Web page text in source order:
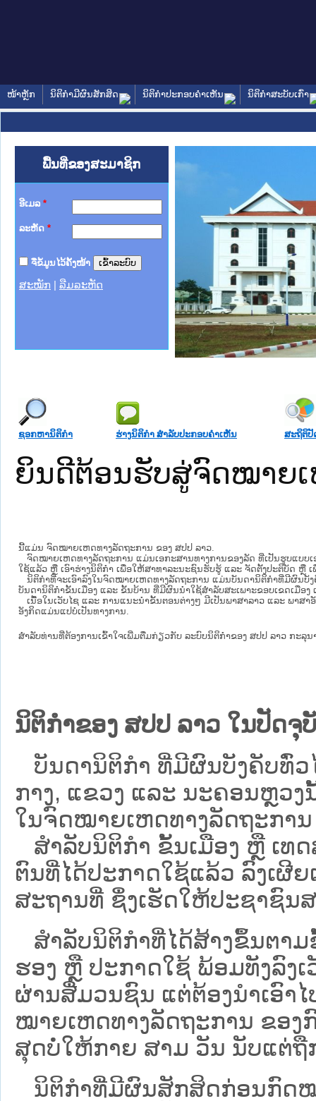
ໜ້າຫຼັກ ນິຕິກໍາມີຜົນສັກສິດ ນິຕິກໍາປະກອບຄໍາເຫັນ ນິຕິກໍາສະບັບເກົ່າ
ພື້ນທີ່ຂອງສະມາຊິກ
ອີເມລ *
ລະຫັດ *
ຈື່ຂໍ້ມູນໄວ້ຄັ້ງໜ້າ
ສະໝັກ ລືມລະຫັດ
ທຳແຫ່ງຊາດ
ກະຊວງຍຸຕິ
ການ
ກາງ
ກໃຕ້
ນຕຳຫຼວດປະຊາຊົນ
ສັນຕິບານປະຊາຊົນ
ກເໜືອ
ຊາຊົນ ພາກກາງ
ຊອກຫານິຕິກໍາ ຮ່າງນິຕິກໍາ ສໍາລັບປະກອບຄໍາເຫັນ ສະຖິຕິປັ
ຍິນດີຕ້ອນຮັບສູ່ຈົດໝາຍເ
ນີ້ແມ່ນ ຈົດໝາຍເຫດທາງລັດຖະການ ຂອງ ສປປ ລາວ.
ຈົດໝາຍເຫດທາງລັດຖະການ ແມ່ນ​ເອ​ກະ​ສານ​ທາງ​ການ​ຂອງ​ລັດ ທີ່​ເປັນ​ຮູບ​ແບບ​
ໃຊ້ແລ້ວ ຫຼື ເອົາຮ່າງນິຕິກໍາ ເພື່ອໃຫ້​ສາ​ທາ​ລະ​ນະ​ຊົນ​ຮັບ​ຮູ້ ແລະ ຈັດ​ຕັ້ງ​ປະ​ຕິ​ບັດ ຫຼື
ນິ​ຕິ​ກຳ​ທີ່​ຈະ​ເອົາ​ລົງ​ໃນ​ຈົດ​ໝາຍ​ເຫດ​ທາງ​ລັດ​ຖະ​ການ ​ແມ່ນ​ບັນ​ດາ​ນິ​ຕິ​ກຳ​ທີ່​ມີ​ຜົນ​ບັ
ບັນ​ດານິ​ຕິ​ກຳ​ຂັ້ນ​ເມືອງ ແລະ ຂັ້ນ​ບ້ານ ​ທີ່​ມີ​ຜົນ​ນຳ​ໃຊ້​ສຳ​ລັບ​ສະ​ເພາະ​ຂອບ​ເຂດ​ເມືອງ
ເນື້ອໃນ​ເວັບ​ໄຊ​ ແລະ ການແນະນໍາຂັ້ນຕອນຕ່າງໆ ມີເປັນພາສາລາວ ແລະ ພາສ
ອັງກິດແມ່ນແປບໍ່ເປັນທາງການ.
ສໍາລັບທ່ານທີ່ຕ້ອງການເຂົ້າໃຈເພີ່ມຕື່ມກ່ຽວກັບ ລະບົບນິຕິກຳຂອງ ສປປ ລາວ ກະລຸນ
ນິຕິກຳຂອງ ສປປ ລາວ ໃນປັດ
ບັນດານິຕິກໍາ ທີ່ມີຜົນບັງຄັບທົ່
ກາງ, ແຂວງ ແລະ ນະຄອນຫຼວ
ໃນຈົດໝາຍເຫດທາງລັດຖະການ
ສຳລັບນິ​ຕິ​ກຳ ຂັ້ນເມືອງ ຫຼື ເທ
ຕົນທີ່ໄດ້ປະກາດໃຊ້ແລ້ວ ລົງ​ເຜີ
ສະຖານທີ່ ຊຶ່ງເຮັດໃຫ້ປະຊາຊົນສ
ສໍາລັບນິຕິກໍາທີ່ໄດ້ສ້າງຂຶ້ນຕາ
ຮອງ ຫຼື ປະກາດໃຊ້ ພ້ອມທັງລົງ
ຜ່ານສື່ມວນຊົນ ແຕ່ຕ້ອງນໍາເອົາ
ໝາຍ​ເຫດ​ທາງ​ລັດ​ຖະ​ການ​ ຂອ
ສຸດບໍ່ໃຫ້ກາຍ ສາມ ວັນ ນັບແຕ່ຖື
ນິ​ຕິ​ກຳ​ທີ່​ມີ​ຜົນ​ສັກ​ສິດ​ກ່ອນ​ກົດ​ໝ